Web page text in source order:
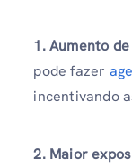
1. Aumento
pode fazer
incentivando
2. Maior